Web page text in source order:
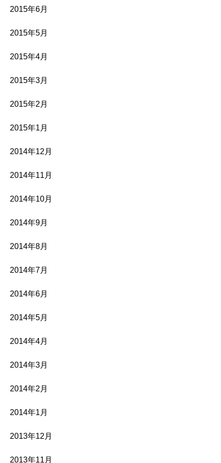
2015年6月
2015年5月
2015年4月
2015年3月
2015年2月
2015年1月
2014年12月
2014年11月
2014年10月
2014年9月
2014年8月
2014年7月
2014年6月
2014年5月
2014年4月
2014年3月
2014年2月
2014年1月
2013年12月
2013年11月